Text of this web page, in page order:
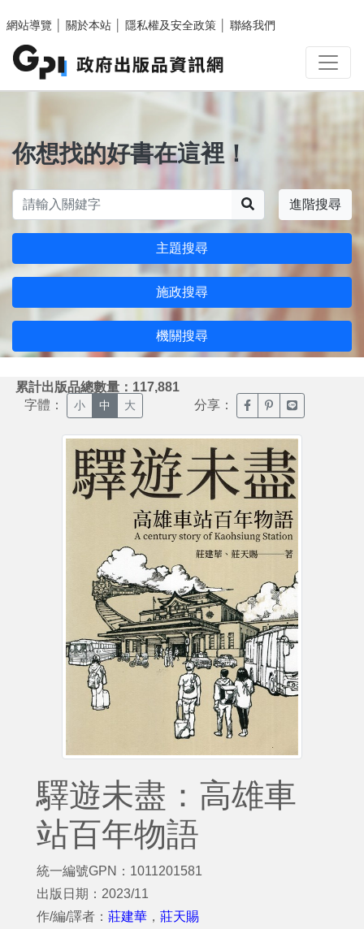
網站導覽
關於本站 隱私權及安全政策 聯絡我們
你想找的好書在這裡！
進階搜尋
主題搜尋
施政搜尋
機關搜尋
累計出版品總數量：117,881
字體： 小 中 大 分享： 臉書分享(另開新視窗)
噗浪分享(另開新
Line分享(另
驛遊未盡：高雄車
站百年物語
統一編號GPN：1011201581
出版日期：2023/11
作/編/譯者： 莊建華 ， 莊天賜